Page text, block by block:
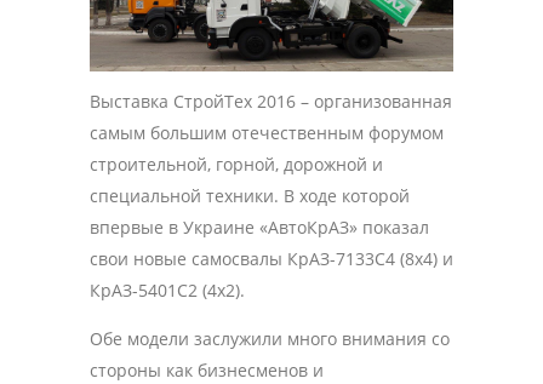
Выставка СтройТех 2016 – организованная
самым большим отечественным форумом
строительной, горной, дорожной и
специальной техники. В ходе которой
впервые в Украине «АвтоКрАЗ» показал
свои новые самосвалы КрАЗ-7133С4 (8х4) и
КрАЗ-5401С2 (4х2).
Обе модели заслужили много внимания со
стороны как бизнесменов и